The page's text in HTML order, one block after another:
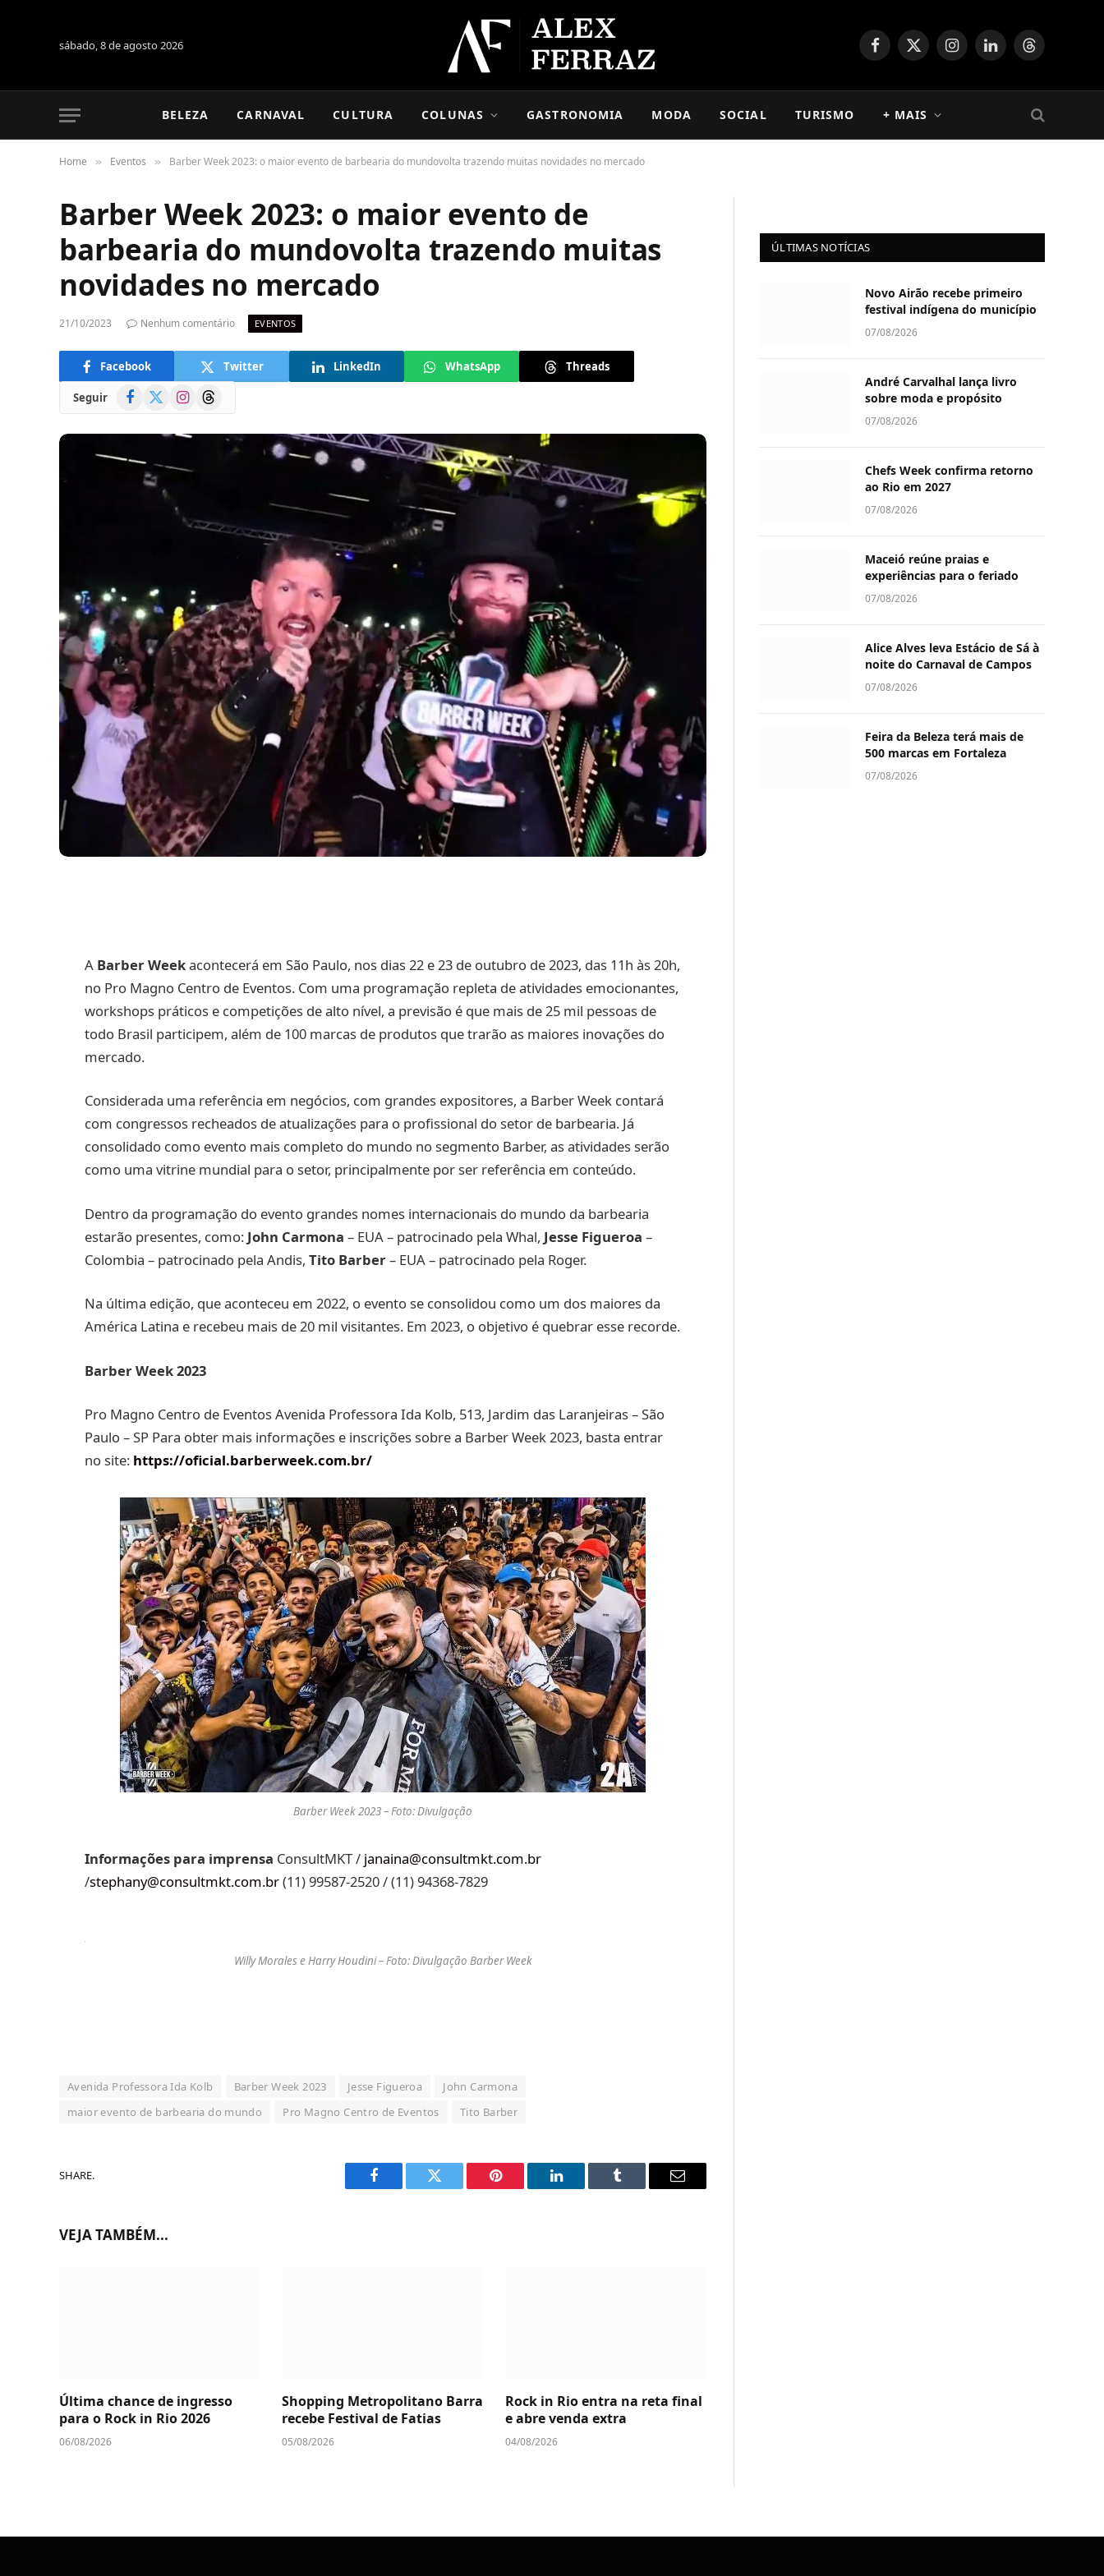
sábado, 8 de agosto 2026 Facebook
X
InstagramLinkedInThreads
BELEZA CARNAVAL CULTURA COLUNAS GASTRONOMIA MODA SOCIAL TURISMO + MAIS
Home » Eventos » Barber Week 2023: o maior evento de barbearia do mundovolta trazendo muitas novidades no mercado
Barber Week 2023: o maior evento de
barbearia do mundovolta trazendo muitas
novidades no mercado
21/10/2023 Nenhum comentário EVENTOS
Facebook Twitter LinkedIn WhatsApp Threads
Seguir Facebook
(Twitter)
InstagramThreads
A Barber Weekacontecerá em São Paulo, nos dias 22 e 23 de outubro de 2023, das 11h às 20h,
no Pro Magno Centro de Eventos. Com uma programação repleta de atividades emocionantes,
workshops práticos e competições de alto nível, a previsão é que mais de 25 mil pessoas de
todo Brasil participem, além de 100 marcas de produtos que trarão as maiores inovações do
mercado.
Considerada uma referência em negócios, com grandes expositores, a Barber Week contará
com congressos recheados de atualizações para o profissional do setor de barbearia. Já
consolidado como evento mais completo do mundo no segmento Barber, as atividades serão
como uma vitrine mundial para o setor, principalmente por ser referência em conteúdo.
Dentro da programação do evento grandes nomes internacionais do mundo da barbearia
estarão presentes, como: John Carmona – EUA – patrocinado pela Whal, Jesse Figueroa –
Colombia – patrocinado pela Andis, Tito Barber– EUA – patrocinado pela Roger.
Na última edição, que aconteceu em 2022, o evento se consolidou como um dos maiores da
América Latina e recebeu mais de 20 mil visitantes. Em 2023, o objetivo é quebrar esse recorde.
Barber Week 2023
Pro Magno Centro de Eventos Avenida Professora Ida Kolb, 513, Jardim das Laranjeiras – São
Paulo – SP Para obter mais informações e inscrições sobre a Barber Week 2023, basta entrar
no site: https://oficial.barberweek.com.br/
Barber Week 2023 – Foto: Divulgação
Informações para imprensa ConsultMKT / janaina@consultmkt.com.br
/stephany@consultmkt.com.br(11) 99587-2520 / (11) 94368-7829
Willy Morales e Harry Houdini – Foto: Divulgação Barber Week
Avenida Professora Ida Kolb Barber Week 2023 Jesse Figueroa
John Carmona
maior evento de barbearia do mundo
Pro Magno Centro de Eventos Tito Barber
SHARE.
Facebook Twitter Pinterest LinkedIn Tumblr Email
VEJA TAMBÉM...
Última chance de ingresso
para o Rock in Rio 2026
06/08/2026
Shopping Metropolitano Barra
recebe Festival de Fatias
05/08/2026
Rock in Rio entra na reta final
e abre venda extra
04/08/2026
ÚLTIMAS NOTÍCIAS
Novo Airão recebe primeiro
festival indígena do município
07/08/2026
André Carvalhal lança livro
sobre moda e propósito
07/08/2026
Chefs Week confirma retorno
ao Rio em 2027
07/08/2026
Maceió reúne praias e
experiências para o feriado
07/08/2026
Alice Alves leva Estácio de Sá à
noite do Carnaval de Campos
07/08/2026
Feira da Beleza terá mais de
500 marcas em Fortaleza
07/08/2026